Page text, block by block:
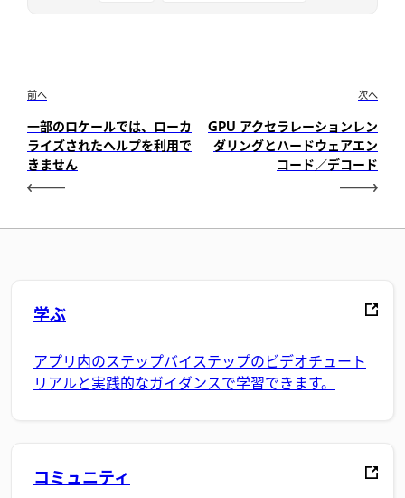
前へ
一部のロケールでは、ローカ
ライズされたヘルプを利用で
きません
次へ
GPU アクセラレーションレン
ダリングとハードウェアエン
コード／デコード
学ぶ
アプリ内のステップバイステップのビデオチュート
リアルと実践的なガイダンスで学習できます。
コミュニティ